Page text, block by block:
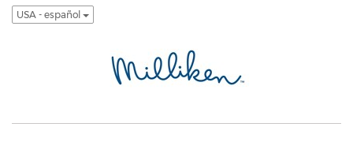
USA - español